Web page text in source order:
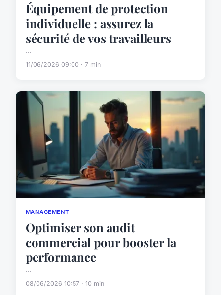
Équipement de protection
individuelle : assurez la
sécurité de vos travailleurs
...
11/06/2026 09:00 · 7 min
MANAGEMENT
Optimiser son audit
commercial pour booster la
performance
...
08/06/2026 10:57 · 10 min